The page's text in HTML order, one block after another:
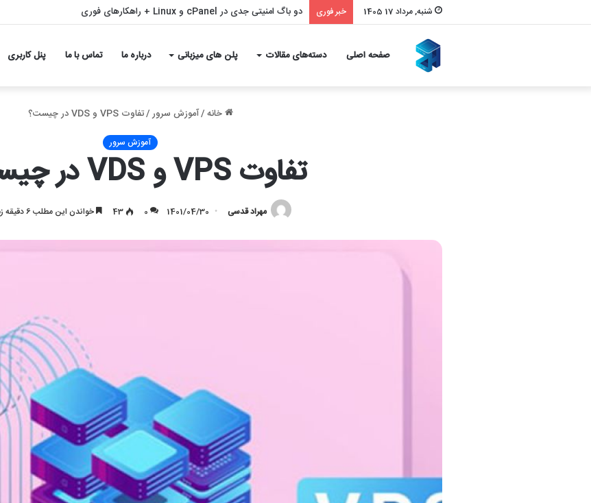
شنبه, مرداد 17 1405 خبر فوری بازیابی سئو با ملی شدن و قطع اینترنت – بازگشت قدرتمند به نتایج گوگل
صفحه اصلی دسته‌های مقالات پلن های میزبانی درباره ما تماس با ما پنل کاربری
خانه/آموزش سرور/تفاوت VPS و VDS در چیست؟
آموزش سرور
تفاوت VPS و VDS در چیست؟
مهراد قدسی 1401/04/30
0
43 خواندن این مطلب 6 دقیقه زمان میبرد